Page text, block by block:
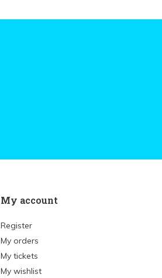
My account
Register
My orders
My tickets
My wishlist